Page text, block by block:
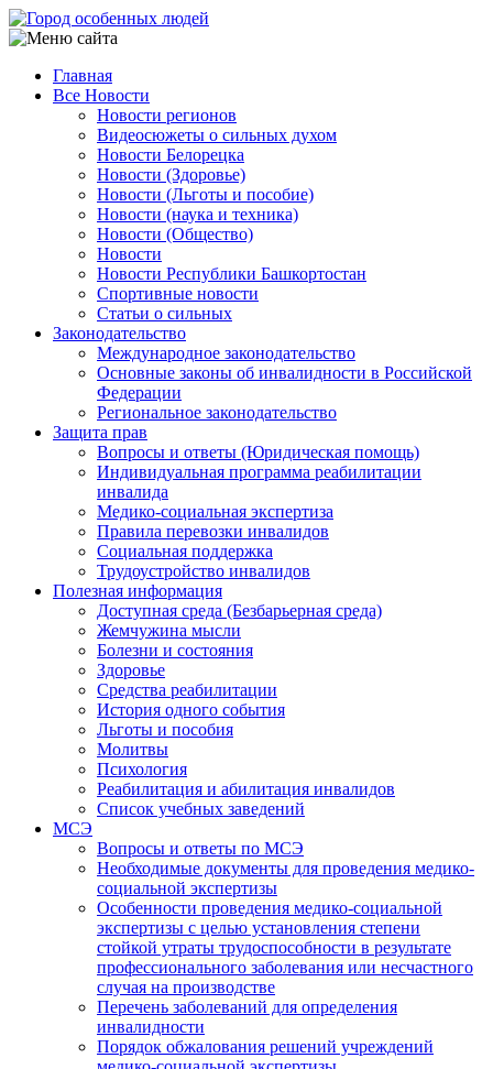
Перейти
к
содержанию
Main
navigation
Главная
Все Новости
Новости регионов
Видеосюжеты о сильных духом
Новости Белорецка
Новости (Здоровье)
Новости (Льготы и пособие)
Новости (наука и техника)
Новости (Общество)
Новости
Новости Республики Башкортостан
Спортивные новости
Статьи о сильных
Законодательство
Международное законодательство
Основные законы об инвалидности в Российской
Федерации
Региональное законодательство
Защита прав
Вопросы и ответы (Юридическая помощь)
Индивидуальная программа реабилитации
инвалида
Медико-социальная экспертиза
Правила перевозки инвалидов
Социальная поддержка
Трудоустройство инвалидов
Полезная информация
Доступная среда (Безбарьерная среда)
Жемчужина мысли
Болезни и состояния
Здоровье
Средства реабилитации
История одного события
Льготы и пособия
Молитвы
Психология
Реабилитация и абилитация инвалидов
Список учебных заведений
МСЭ
Вопросы и ответы по МСЭ
Необходимые документы для проведения медико-
социальной экспертизы
Особенности проведения медико-социальной
экспертизы с целью установления степени
стойкой утраты трудоспособности в результате
профессионального заболевания или несчастного
случая на производстве
Перечень заболеваний для определения
инвалидности
Порядок обжалования решений учреждений